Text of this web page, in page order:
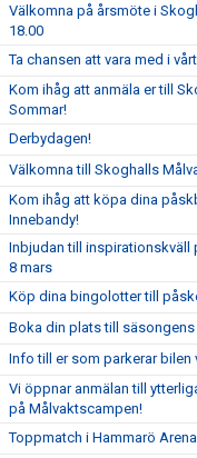
Välkomna på årsmöte i
18.00
Ta chansen att vara med i
Kom ihåg att anmäla er till
Sommar!
Derbydagen!
Välkomna till Skoghalls
Kom ihåg att köpa dina
Innebandy!
Inbjudan till inspirationskväll
8 mars
Köp dina bingolotter till
Boka din plats till
Info till er som parkerar bilen
Vi öppnar anmälan till
på Målvaktscampen!
Toppmatch i Hammarö